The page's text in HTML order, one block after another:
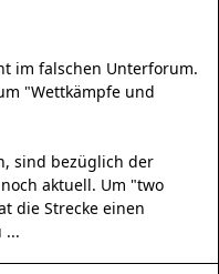
im falschen Unterforum.
"Wettkämpfe und
sind bezüglich der
aktuell. Um "two
die Strecke einen
...